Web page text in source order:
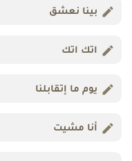
بينا نعشق
اتك اتك
يوم ما إتقابلنا
أنا مشيت